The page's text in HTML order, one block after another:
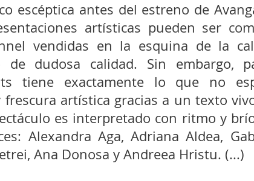
escéptica antes del estreno de
artísticas pueden ser
vendidas en la esquina de la
de dudosa calidad. Sin embargo,
tiene exactamente lo que no
artística gracias a un texto
es interpretado con ritmo y
Alexandra Aga, Adriana Aldea,
Ana Donosa y Andreea Hristu. (...)